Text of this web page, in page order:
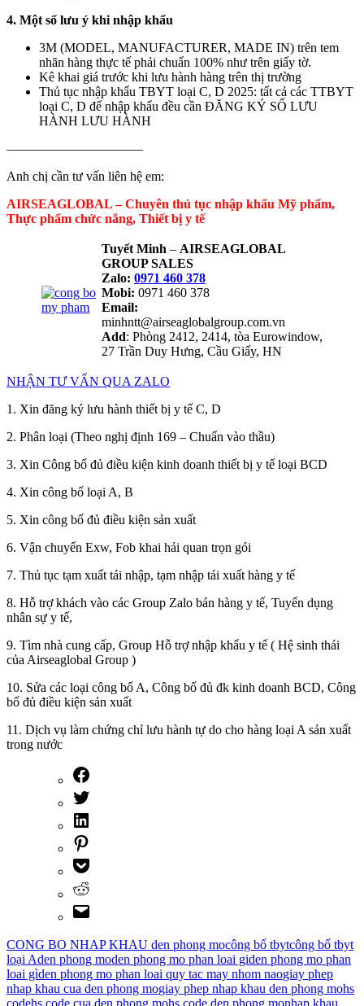
4. Một số lưu ý khi nhập khẩu
3M (MODEL, MANUFACTURER, MADE IN) trên tem
nhãn hàng thực tế phải chuẩn 100% như trên giấy tờ.
Kê khai giá trước khi lưu hành hàng trên thị trường
Thủ tục nhập khẩu TBYT loại C, D 2025: tất cả các TTBYT
loại C, D để nhập khẩu đều cần ĐĂNG KÝ SỐ LƯU
HÀNH LƯU HÀNH
——————————–
Anh chị cần tư vấn liên hệ em:
AIRSEAGLOBAL – Chuyên thủ tục nhập khẩu Mỹ phẩm,
Thực phẩm chức năng, Thiết bị y tế
Tuyết Minh – AIRSEAGLOBAL
GROUP SALES
Zalo: 0971 460 378
Mobi: 0971 460 378
Email:
minhntt@airseaglobalgroup.com.vn
Add: Phòng 2412, 2414, tòa Eurowindow,
27 Trần Duy Hưng, Cầu Giấy, HN
NHẬN TƯ VẤN QUA ZALO
1. Xin đăng ký lưu hành thiết bị y tế C, D
2. Phân loại (Theo nghị định 169 – Chuẩn vào thầu)
3. Xin Công bố đủ điều kiện kinh doanh thiết bị y tế loại BCD
4. Xin công bố loại A, B
5. Xin công bố đủ điều kiện sản xuất
6. Vận chuyển Exw, Fob khai hải quan trọn gói
7. Thủ tục tạm xuất tái nhập, tạm nhập tái xuất hàng y tế
8. Hỗ trợ khách vào các Group Zalo bán hàng y tế, Tuyển dụng
nhân sự y tế,
9. Tìm nhà cung cấp, Group Hỗ trợ nhập khẩu y tế ( Hệ sinh thái
của Airseaglobal Group )
10. Sửa các loại công bố A, Công bố đủ đk kinh doanh BCD, Công
bố đủ điều kiện sản xuất
11. Dịch vụ làm chứng chỉ lưu hành tự do cho hàng loại A sản xuất
trong nước
CONG BO NHAP KHAU den phong mocông bố tbytcông bố tbyt
loại Aden phong moden phong mo phan loai giden phong mo phan
loai gìden phong mo phan loai quy tac may nhom naogiay phep
nhap khau cua den phong mogiay phep nhap khau den phong mohs
codehs code cua den phong mohs code den phong monhap khau